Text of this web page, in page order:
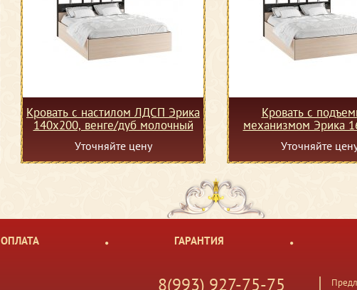
Кровать с настилом ЛДСП Эрика
140х200, венге/дуб молочный
Уточняйте цену
Кровать с
механизмом Эрика
Уточняйте
ОПЛАТА ГАРАНТИЯ
8(993) 927-75-75